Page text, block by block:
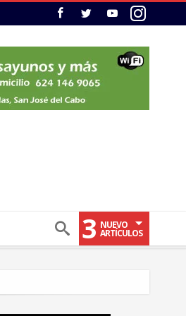
3 NUEVO
ARTÍCULOS